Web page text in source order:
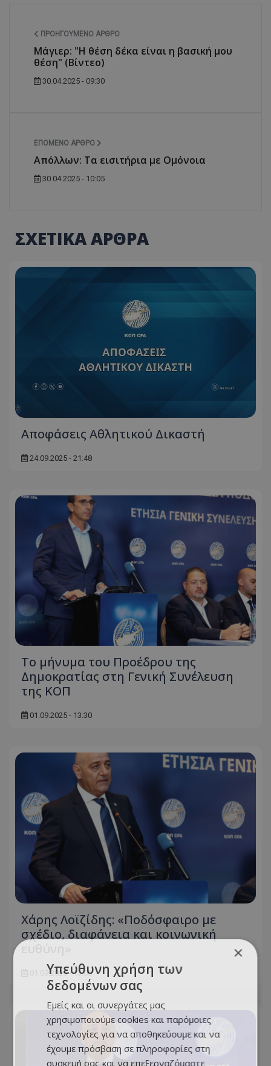
ΠΡΟΗΓΟΎΜΕΝΟ ΆΡΘΡΟ
Μάγιερ: "Η θέση δέκα είναι η βασική μου
θέση" (Βίντεο)
30.04.2025 - 09:30
ΕΠΌΜΕΝΟ ΆΡΘΡΟ
Απόλλων: Τα εισιτήρια με Ομόνοια
30.04.2025 - 10:05
ΣΧΕΤΙΚΑ ΑΡΘΡΑ
Αποφάσεις Αθλητικού Δικαστή
24.09.2025 - 21:48
Το μήνυμα του Προέδρου της
Δημοκρατίας στη Γενική Συνέλευση
της ΚΟΠ
01.09.2025 - 13:30
Χάρης Λοϊζίδης: «Ποδόσφαιρο με
σχέδιο, διαφάνεια και κοινωνική
01.09.2025 - 13:00
×
Υπεύθυνη χρήση των
δεδομένων σας
Εμείς και οι συνεργάτες μας
χρησιμοποιούμε cookies και παρόμοιες
τεχνολογίες για να αποθηκεύουμε και να
έχουμε πρόσβαση σε πληροφορίες στη
συσκευή σας και να επεξεργαζόμαστε